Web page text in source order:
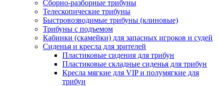
Сборно-разборные трибуны
Телескопические трибуны
Быстровозводимые трибуны (клиновые)
Трибуны с подъемом
Кабинки (скамейки) для запасных игроков и судей
Сиденья и кресла для зрителей
Пластиковые сидения для трибун
Пластиковые складные сиденья для трибун
Кресла мягкие для VIP и полумягкие для
трибун